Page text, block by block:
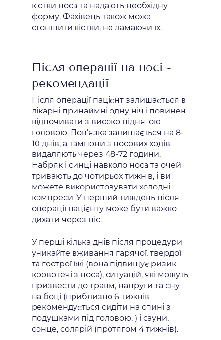
кістки носа та надають необхідну
форму. Фахівець також може
стоншити кістки, не ламаючи їх.
Після операції на носі -
рекомендації
Після операції пацієнт залишається в
лікарні принаймні одну ніч і повинен
відпочивати з високо піднятою
головою. Пов’язка залишається на 8-
10 днів, а тампони з носових ходів
видаляють через 48-72 години.
Набряк і синці навколо носа та очей
тривають до чотирьох тижнів, і ви
можете використовувати холодні
компреси. У перший тиждень після
операції пацієнту може бути важко
дихати через ніс.
У перші кілька днів після процедури
уникайте вживання гарячої, твердої
та гострої їжі (вона підвищує ризик
кровотечі з носа), ситуацій, які можуть
призвести до травм, напруги та сну
на боці (приблизно 6 тижнів
рекомендується сидіти на спині з
подушками під головою. ) і сауни,
сонце, солярій (протягом 4 тижнів).